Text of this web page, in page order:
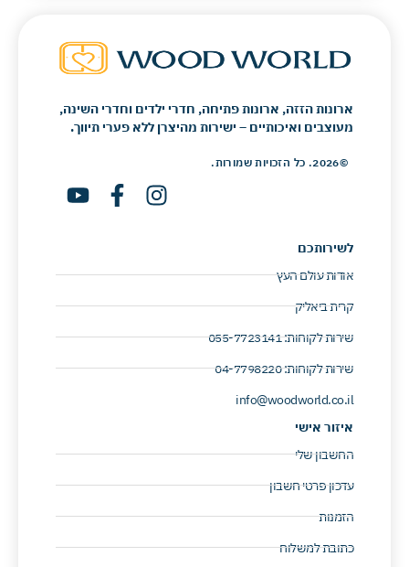
ארונות הזזה, ארונות פתיחה, חדרי ילדים וחדרי השינה,
מעוצבים ואיכותיים – ישירות מהיצרן ללא פערי תיווך.
©2026. כל הזכויות שמורות.
לשירותכם
אודות עולם העץ
קרית ביאליק
שירות לקוחות: 055-7723141 ​
שירות לקוחות: 04-7798220 ​
info@woodworld.co.il
איזור אישי
החשבון שלי
עדכון פרטי חשבון
הזמנות
כתובת למשלוח